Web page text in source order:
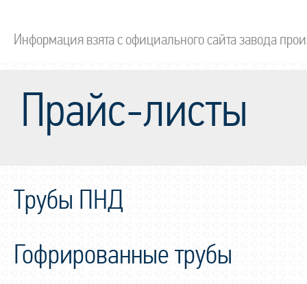
Информация взята с официального сайта завода
Прайс-листы
Трубы ПНД
Гофрированные трубы